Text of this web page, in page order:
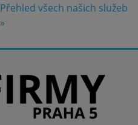
Přehled všech našich služeb
»